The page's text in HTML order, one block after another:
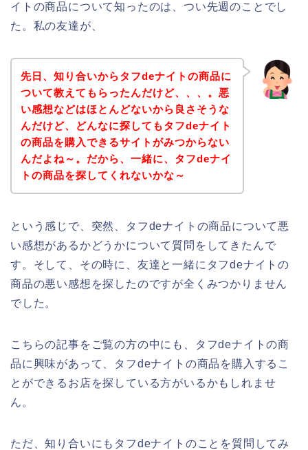
イトの商品について知ったのは、つい先週のことでし
た。私の友達が、
先日、知り合いからタフdeナイトの商品に
ついて教えてもらったんだけど、、、。悪
い感想などはほとんどないから良さそうな
んだけど、どんなに探してもタフdeナイト
の商品を購入できるサイトがみつからない
んだよね～。だから、一緒に、タフdeナイ
トの商品を探してくれないかな～
という感じで、突然、タフdeナイトの商品について悪
い感想があるかどうかについて質問をしてきたんで
す。そして、その時に、友達と一緒にタフdeナイトの
商品の悪い感想を探したのですが全くみつかりません
でした。
こちらの記事をご覧の方の中にも、タフdeナイトの商
品に興味があって、タフdeナイトの商品を購入するこ
とができるお店を探している方がいるかもしれませ
ん。
ただ、知り合いにもタフdeナイトのことを質問してみ